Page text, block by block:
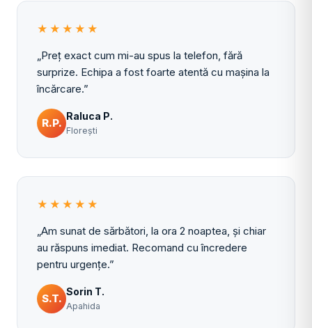
★★★★★
„Preț exact cum mi-au spus la telefon, fără
surprize. Echipa a fost foarte atentă cu mașina la
încărcare.”
R.P.
Raluca P.
Florești
★★★★★
„Am sunat de sărbători, la ora 2 noaptea, și chiar
au răspuns imediat. Recomand cu încredere
pentru urgențe.”
S.T.
Sorin T.
Apahida